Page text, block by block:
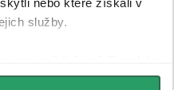
služby.
analytiku a